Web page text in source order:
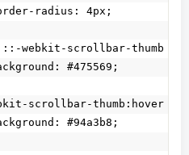
radius: 4px;
webkit-scrollbar-thumb {
#475569;
scrollbar-thumb:hover {
#94a3b8;